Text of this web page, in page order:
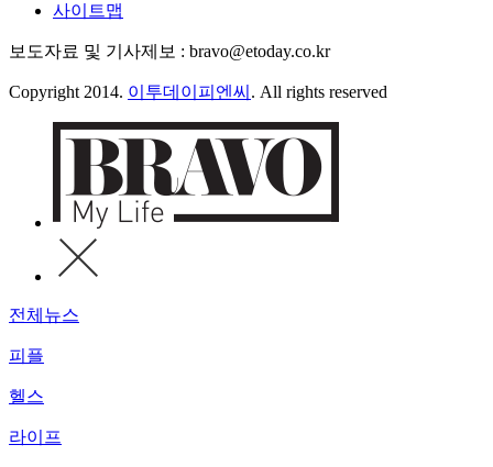
사이트맵
보도자료 및 기사제보 : bravo@etoday.co.kr
Copyright 2014. 이투데이피엔씨 . All rights reserved
전체뉴스
피플
헬스
라이프